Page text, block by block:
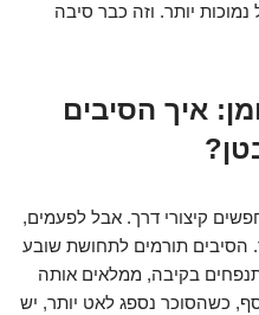
יותר. וזה כבר סיבה
איך הסיבים
קיצורי דרך. אבל לפעמים,
הסיבים תורמים לתחושת שובע
בקיבה, ממלאים אותה
כשהסוכר נספג לאט יותר, יש